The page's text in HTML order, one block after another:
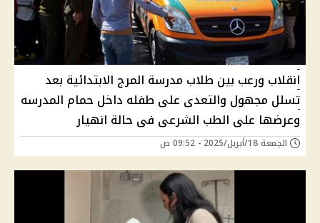
انقلاب ورعب بين طلاب مدرسة المرج الابتدائية بعد
تسلل مجهول والتعدى على طفله داخل حمام المدرسه
وعرضها على الطب الشرعى فى حالة انهيار
الجمعة 18/أبريل/2025 - 09:52 ص